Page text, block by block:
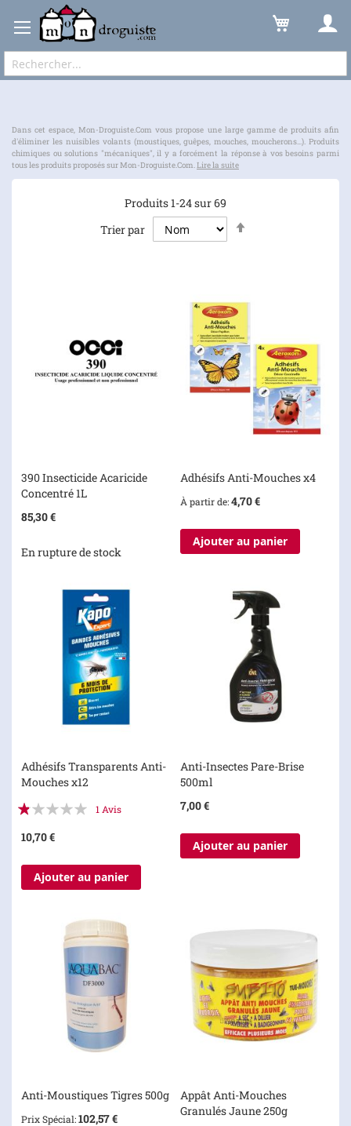
Expédition sous 48 à 72h et frais de port à partir de 6,90 € !
Nuisibles Volants
Dans cet espace, Mon-Droguiste.Com vous propose une large gamme de produits afin
d'éliminer les nuisibles volants (moustiques, guêpes, mouches, moucherons...). Produits
chimiques ou solutions "mécaniques", il y a forcément la réponse à vos besoins parmi
tous les produits proposés sur Mon-Droguiste.Com.Lire la suite
Produits1-24sur69
Trier par
390 Insecticide Acaricide
Concentré 1L
85,30 €
En rupture de stock
Adhésifs Anti-Mouches x4
À partir de 4,70 €
Ajouter au panier
Adhésifs Transparents Anti-
Mouches x12
Évaluation:
1 Avis
10,70 €
Ajouter au panier
Anti-Insectes Pare-Brise
500ml
7,00 €
Ajouter au panier
Anti-Moustiques Tigres 500g
Prix Spécial 102,57 €
Appât Anti-Mouches
Granulés Jaune 250g